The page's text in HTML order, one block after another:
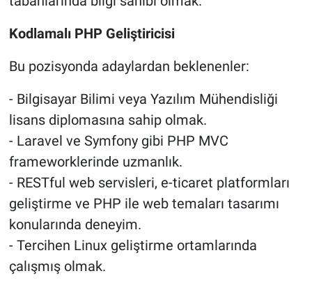
Kodlamalı PHP Geliştiricisi
Bu pozisyonda adaylardan beklenenler:
- Bilgisayar Bilimi veya Yazılım Mühendisliği
lisans diplomasına sahip olmak.
- Laravel ve Symfony gibi PHP MVC
frameworklerinde uzmanlık.
- RESTful web servisleri, e-ticaret platformları
geliştirme ve PHP ile web temaları tasarımı
konularında deneyim.
- Tercihen Linux geliştirme ortamlarında
çalışmış olmak.